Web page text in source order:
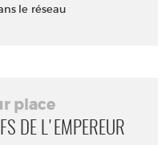
le réseau
place
DE L'EMPEREUR